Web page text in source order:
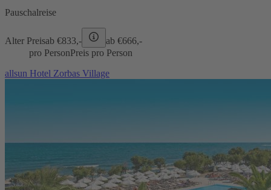
Pauschalreise
Alter Preisab €833,- ab €666,-
pro PersonPreis pro Person
allsun Hotel Zorbas Village